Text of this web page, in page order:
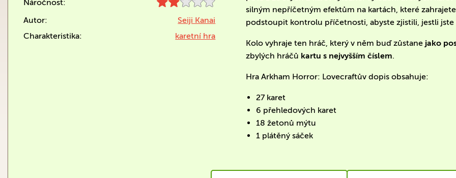
Náročnost:
Autor:
Seiji Kanai
Charakteristika:
karetní hra
silným nepříčetným efektům na kartách, které
podstoupit kontrolu příčetnosti, abyste zjistili, jestli jste
Kolo vyhraje ten hráč, který v něm buď zůstane jako
zbylých hráčů kartu s nejvyšším číslem.
Hra Arkham Horror: Lovecraftův dopis obsahuje:
27 karet
6 přehledových karet
18 žetonů mýtu
1 plátěný sáček